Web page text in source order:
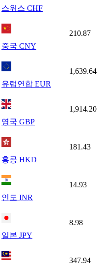
스위스 CHF
중국 CNY
210.87
유럽연합 EUR
1,639.64
영국 GBP
1,914.20
홍콩 HKD
181.43
인도 INR
14.93
일본 JPY
8.98
347.94